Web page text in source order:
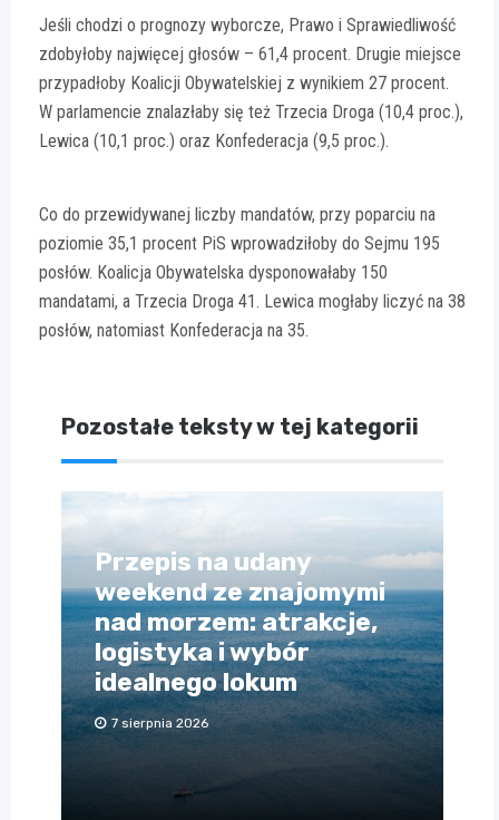
Jeśli chodzi o prognozy wyborcze, Prawo i Sprawiedliwość
zdobyłoby najwięcej głosów – 61,4 procent. Drugie miejsce
przypadłoby Koalicji Obywatelskiej z wynikiem 27 procent.
W parlamencie znalazłaby się też Trzecia Droga (10,4 proc.),
Lewica (10,1 proc.) oraz Konfederacja (9,5 proc.).
Co do przewidywanej liczby mandatów, przy poparciu na
poziomie 35,1 procent PiS wprowadziłoby do Sejmu 195
posłów. Koalicja Obywatelska dysponowałaby 150
mandatami, a Trzecia Droga 41. Lewica mogłaby liczyć na 38
posłów, natomiast Konfederacja na 35.
Pozostałe teksty w tej kategorii
Przepis na udany
weekend ze znajomymi
nad morzem: atrakcje,
logistyka i wybór
idealnego lokum
7 sierpnia 2026